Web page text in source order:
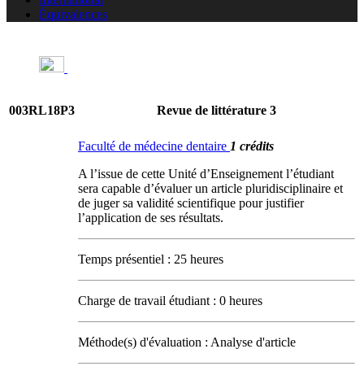
Équivalences
003RL18P3 Revue de littérature 3
Faculté de médecine dentaire 1 crédits
A l’issue de cette Unité d’Enseignement l’étudiant
sera capable d’évaluer un article pluridisciplinaire et
de juger sa validité scientifique pour justifier
l’application de ses résultats.
Temps présentiel : 25 heures
Charge de travail étudiant : 0 heures
Méthode(s) d'évaluation : Analyse d'article